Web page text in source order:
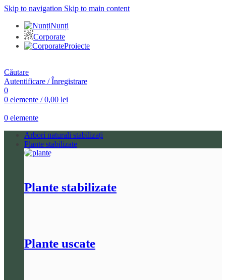
Skip to navigation Skip to main content
Nunți
Corporate
Proiecte
Căutare
Autentificare / Înregistrare
0
0 elemente / 0,00 lei
0 elemente
Arbori naturali stabilizați
Plante stabilizate
Plante stabilizate
Plante uscate